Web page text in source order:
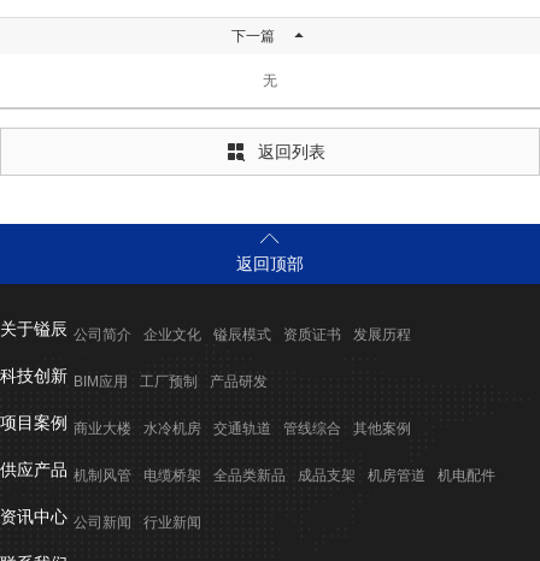
下一篇 
无
 返回列表

返回顶部
关于镒辰 公司简介 企业文化 镒辰模式 资质证书 发展历程
科技创新 BIM应用 工厂预制 产品研发
项目案例 商业大楼 水冷机房 交通轨道 管线综合 其他案例
供应产品 机制风管 电缆桥架 全品类新品 成品支架 机房管道 机电配件
资讯中心 公司新闻 行业新闻